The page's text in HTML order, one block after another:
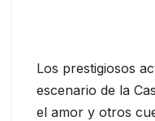
Los prestigiosos
escenario de la
el amor y otros